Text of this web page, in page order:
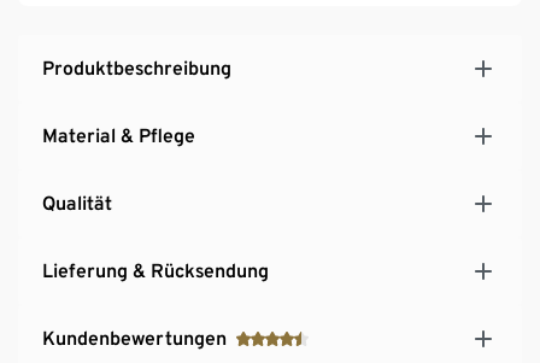
Produktbeschreibung
Material & Pflege
Qualität
Lieferung & Rücksendung
Kundenbewertungen